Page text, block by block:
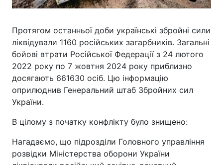
Протягом останньої доби українські збройні сили
ліквідували 1160 російських загарбників. Загальні
бойові втрати Російської Федерації з 24 лютого
2022 року по 7 жовтня 2024 року приблизно
досягають 661630 осіб. Цю інформацію
оприлюднив Генеральний штаб Збройних сил
України.
В цілому з початку конфлікту було знищено:
Нагадаємо, що підрозділи Головного управління
розвідки Міністерства оборони України